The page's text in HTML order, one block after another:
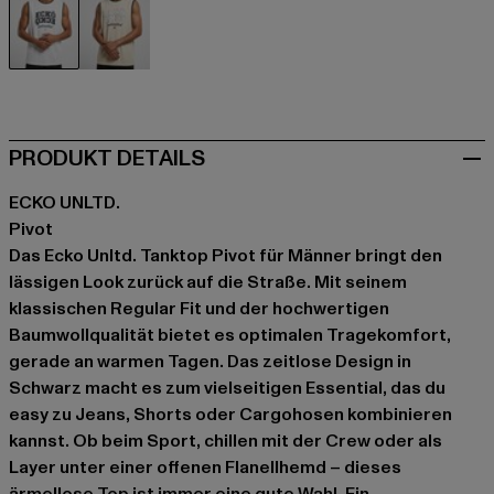
PRODUKT DETAILS
ECKO UNLTD.
Pivot
Das Ecko Unltd. Tanktop Pivot für Männer bringt den
lässigen Look zurück auf die Straße. Mit seinem
klassischen Regular Fit und der hochwertigen
Baumwollqualität bietet es optimalen Tragekomfort,
gerade an warmen Tagen. Das zeitlose Design in
Schwarz macht es zum vielseitigen Essential, das du
easy zu Jeans, Shorts oder Cargohosen kombinieren
kannst. Ob beim Sport, chillen mit der Crew oder als
Layer unter einer offenen Flanellhemd – dieses